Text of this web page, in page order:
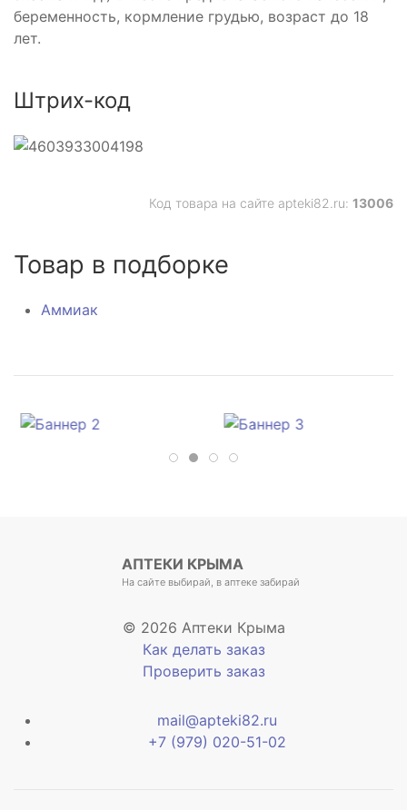
беременность, кормление грудью, возраст до 18
лет.
Штрих-код
Код товара на сайте apteki82.ru: 13006
Товар в подборке
Аммиак
АПТЕКИ КРЫМА
На сайте выбирай, в аптеке забирай
© 2026 Аптеки Крыма
Как делать заказ
Проверить заказ
mail@apteki82.ru
+7 (979) 020-51-02